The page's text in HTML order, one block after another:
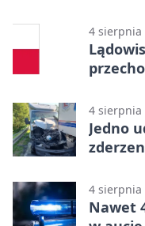
4 sierpnia
4 sierpnia
Jedno
4 sierpnia
Nawet